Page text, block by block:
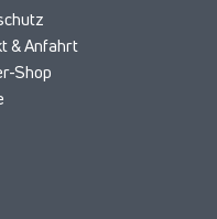
& Anfahrt
Shop